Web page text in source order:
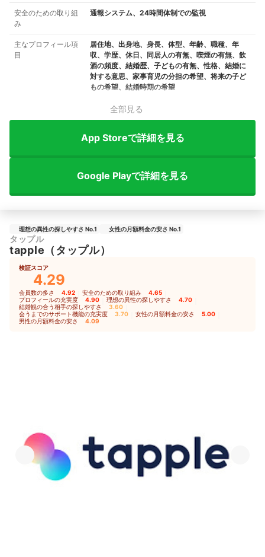
安全のための取り組
み
通報システム、24時間体制での監視
主なプロフィール項
目
居住地、出身地、身長、体型、年齢、職種、年
収、学歴、休日、同居人の有無、喫煙の有無、飲
酒の頻度、結婚歴、子どもの有無、性格、結婚に
対する意思、家事育児の分担の希望、将来の子ど
もの希望、結婚時期の希望
全部見る
App Storeで詳細を見る
Google Playで詳細を見る
理想の異性の探しやすさ No.1 女性の月額料金の安さ No.1
タップル
tapple（タップル）
検証スコア
4.29
会員数の多さ 4.92 安全のための取り組み 4.65
プロフィールの充実度 4.90 理想の異性の探しやすさ 4.70
結婚観の合う相手の探しやすさ 3.60
会うまでのサポート機能の充実度 3.70 女性の月額料金の安さ 5.00
男性の月額料金の安さ 4.09